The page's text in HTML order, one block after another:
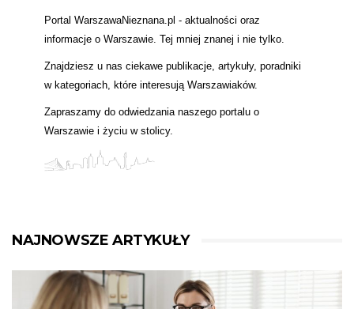
Portal WarszawaNieznana.pl - aktualności oraz
informacje o Warszawie. Tej mniej znanej i nie tylko.
Znajdziesz u nas ciekawe publikacje, artykuły, poradniki
w kategoriach, które interesują Warszawiaków.
Zapraszamy do odwiedzania naszego portalu o
Warszawie i życiu w stolicy.
NAJNOWSZE ARTYKUŁY